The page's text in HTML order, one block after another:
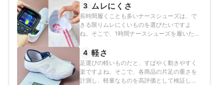
か・スムーズに行えるかを軸として検証しま
した。
3 ムレにくさ
長時間履くことも多いナースシューズは、で
きる限りムレにくいものを選びたいですよ
ね。そこで、1時間ナースシューズを履いたあ
計測しました。また、霧吹きで一定量靴の中
に水を吹きかけ、直後・10分後・20分後の湿
度を計測し、湿度の下がり具合を評価しまし
た。＜使用した機器＞サーモグラフィカメラ
4 軽さ
足運びの軽いものだと、すばやく動きやすく
楽ですよね。そこで、各商品の片足の重さを
計測し、軽量なものを高評価として検証しま